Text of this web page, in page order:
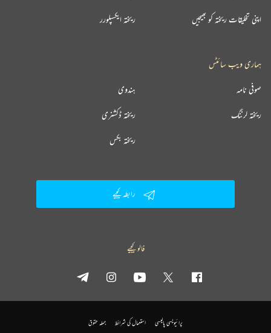
اپنی تخلیقات ریختہ کو بھیجیں ریختہ ایکسپلورر
ہماری ویب سائٹس
ہندوی صوفی نامہ
ریختہ ڈکشنری ریختہ لرننگ
ریختہ بکس
رابطہ کیجیے
فالو کیجیے
پرائیویسی پالیسی استعمال کی شرائط جملہ حقوق